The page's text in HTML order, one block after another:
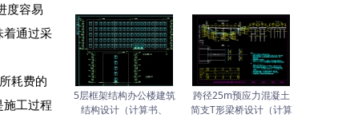
度容易
着通过采
耗费的
工过程
5层框架结构办公楼建筑
结构设计（计算书、
跨径25m预应力混凝土
简支T形梁桥设计（计算